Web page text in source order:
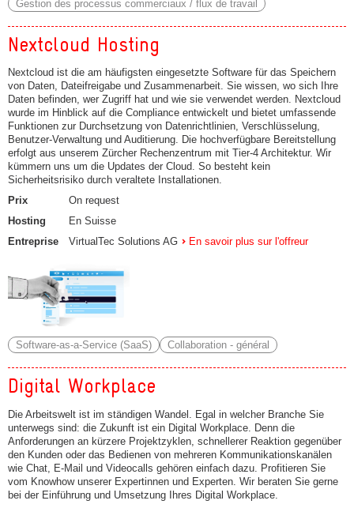
Gestion des processus commerciaux / flux de travail
Nextcloud Hosting
Nextcloud ist die am häufigsten eingesetzte Software für das Speichern
von Daten, Dateifreigabe und Zusammenarbeit. Sie wissen, wo sich Ihre
Daten befinden, wer Zugriff hat und wie sie verwendet werden. Nextcloud
wurde im Hinblick auf die Compliance entwickelt und bietet umfassende
Funktionen zur Durchsetzung von Datenrichtlinien, Verschlüsselung,
Benutzer-Verwaltung und Auditierung. Die hochverfügbare Bereitstellung
erfolgt aus unserem Zürcher Rechenzentrum mit Tier-4 Architektur. Wir
kümmern uns um die Updates der Cloud. So besteht kein
Sicherheitsrisiko durch veraltete Installationen.
Prix
On request
Hosting
En Suisse
Entreprise
VirtualTec Solutions AG En savoir plus sur l'offreur
Software-as-a-Service (SaaS) Collaboration - général
Digital Workplace
Die Arbeitswelt ist im ständigen Wandel. Egal in welcher Branche Sie
unterwegs sind: die Zukunft ist ein Digital Workplace. Denn die
Anforderungen an kürzere Projektzyklen, schnellerer Reaktion gegenüber
den Kunden oder das Bedienen von mehreren Kommunikationskanälen
wie Chat, E-Mail und Videocalls gehören einfach dazu. Profitieren Sie
vom Knowhow unserer Expertinnen und Experten. Wir beraten Sie gerne
bei der Einführung und Umsetzung Ihres Digital Workplace.